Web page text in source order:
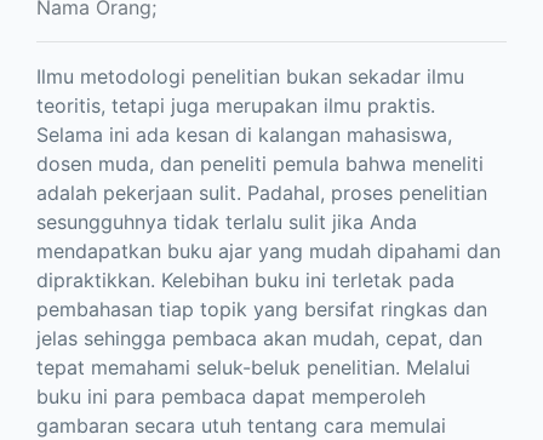
Nama Orang;
Ilmu metodologi penelitian bukan sekadar ilmu
teoritis, tetapi juga merupakan ilmu praktis.
Selama ini ada kesan di kalangan mahasiswa,
dosen muda, dan peneliti pemula bahwa meneliti
adalah pekerjaan sulit. Padahal, proses penelitian
sesungguhnya tidak terlalu sulit jika Anda
mendapatkan buku ajar yang mudah dipahami dan
dipraktikkan. Kelebihan buku ini terletak pada
pembahasan tiap topik yang bersifat ringkas dan
jelas sehingga pembaca akan mudah, cepat, dan
tepat memahami seluk-beluk penelitian. Melalui
buku ini para pembaca dapat memperoleh
gambaran secara utuh tentang cara memulai